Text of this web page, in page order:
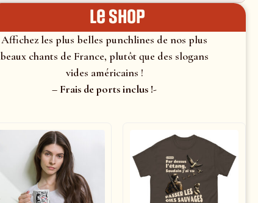
le shop
Affichez les plus belles punchlines de nos plus
beaux chants de France, plutôt que des slogans
vides américains !
– Frais de ports inclus !-